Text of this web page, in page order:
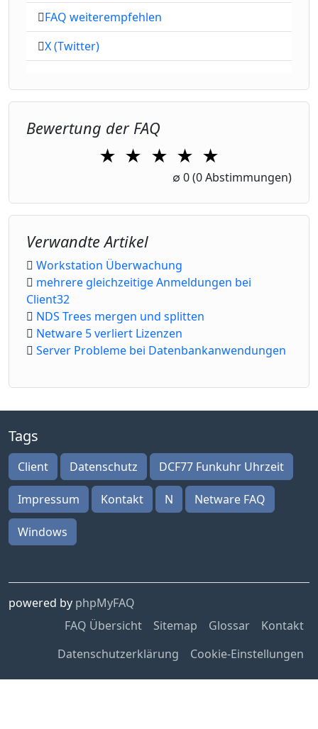
FAQ weiterempfehlen
X (Twitter)
Bewertung der FAQ
★ ★
2 Stars
★
3 Stars
★
4 Stars
★
5 Stars
∅ 0(0 Abstimmungen)
Verwandte Artikel
Workstation Überwachung
mehrere gleichzeitige Anmeldungen bei
Client32
NDS Trees mergen und splitten
Netware 5 verliert Lizenzen
Server Probleme bei Datenbankanwendungen
Tags
Client Datenschutz DCF77 Funkuhr Uhrzeit
Impressum Kontakt N Netware FAQ
Windows
powered by phpMyFAQ
FAQ Übersicht
Sitemap Glossar
Kontakt
Datenschutzerklärung
Cookie-Einstellungen